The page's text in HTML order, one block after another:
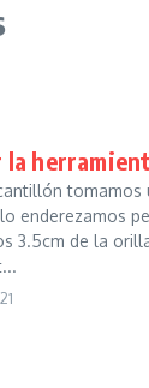
la
tomamos
enderezamos
3.5cm de la